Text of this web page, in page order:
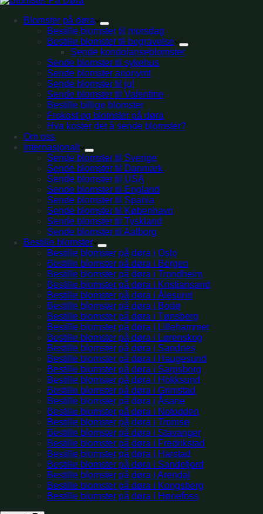
Blomster på døra
Bestille blomster til morsdag
Bestille blomster til begravelse
Sende kondolanseblomster
Sende blomster til sykehus
Sende blomster anonymt
Sende blomster til jul
Sende blomster til Valentine
Bestille billige blomster
Frokost og blomster på døra
Hva koster det å sende blomster?
Om oss
Internasjonalt
Sende blomster til Sverige
Sende blomster til Danmark
Sende blomster til USA
Sende blomster til England
Sende blomster til Spania
Sende blomster til København
Sende blomster til Tyskland
Sende blomster til Aalborg
Bestille blomster
Bestille blomster på døra i Oslo
Bestille blomster på døra i Bergen
Bestille blomster på døra i Trondheim
Bestille blomster på døra i Kristiansand
Bestille blomster på døra i Ålesund
Bestille blomster på døra i Bodø
Bestille blomster på døra i Tønsberg
Bestille blomster på døra i Lillehammer
Bestille blomster på døra i Lørenskog
Bestille blomster på døra i Sandnes
Bestille blomster på døra i Haugesund
Bestille blomster på døra i Sarpsborg
Bestille blomster på døra i Hokksund
Bestille blomster på døra i Grimstad
Bestille blomster på døra i Åsane
Bestille blomster på døra i Notodden
Bestille blomster på døra i Tromsø
Bestille blomster på døra i Stavanger
Bestille blomster på døra i Fredrikstad
Bestille blomster på døra i Harstad
Bestille blomster på døra i Sandefjord
Bestille blomster på døra i Arendal
Bestille blomster på døra i Kongsberg
Bestille blomster på døra i Hønefoss